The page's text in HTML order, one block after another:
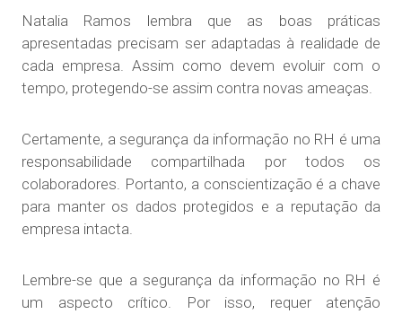
Natalia Ramos lembra que as boas práticas
apresentadas precisam ser adaptadas à realidade de
cada empresa. Assim como devem evoluir com o
tempo, protegendo-se assim contra novas ameaças.
Certamente, a segurança da informação no RH é uma
responsabilidade compartilhada por todos os
colaboradores. Portanto, a conscientização é a chave
para manter os dados protegidos e a reputação da
empresa intacta.
Lembre-se que a segurança da informação no RH é
um aspecto crítico. Por isso, requer atenção